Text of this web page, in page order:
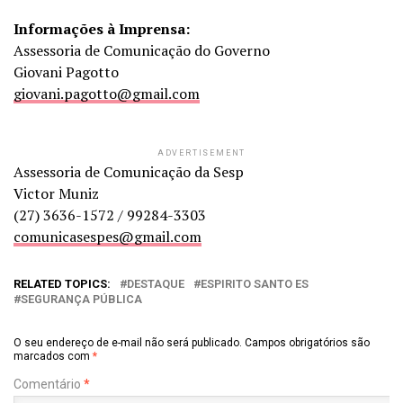
Informações à Imprensa:
Assessoria de Comunicação do Governo
Giovani Pagotto
giovani.pagotto@gmail.com
ADVERTISEMENT
Assessoria de Comunicação da Sesp
Victor Muniz
(27) 3636-1572 / 99284-3303
comunicasespes@gmail.com
RELATED TOPICS: DESTAQUE
ESPIRITO SANTO ES
SEGURANÇA PÚBLICA
O seu endereço de e-mail não será publicado. Campos obrigatórios são
marcados com *
Comentário *